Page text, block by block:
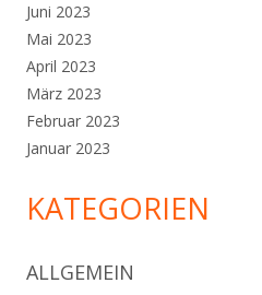
Juni 2023
Mai 2023
April 2023
März 2023
Februar 2023
Januar 2023
KATEGORIEN
ALLGEMEIN